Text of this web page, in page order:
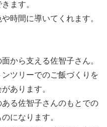
！みんなで力を合わせて
のんびり観光。
魅力を満喫して、帰路
の事前の研修にて、皆さ
ややってみたいことを改
パートナーのまさとさん
ます。
時間に導いてくれます。
から支える佐智子さん。
ツリーでのご飯づくりを
あります。
る佐智子さんのもとでの
になります。